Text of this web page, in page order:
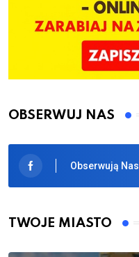
OBSERWUJ NAS
Obserwują Nas
TWOJE MIASTO